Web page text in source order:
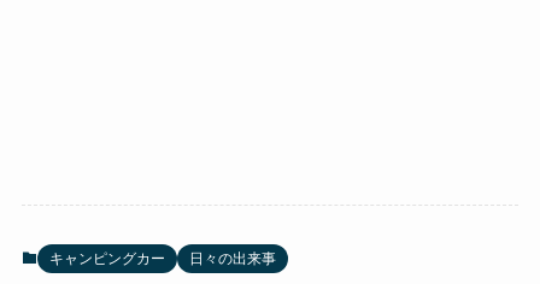
キャンピングカー 日々の出来事